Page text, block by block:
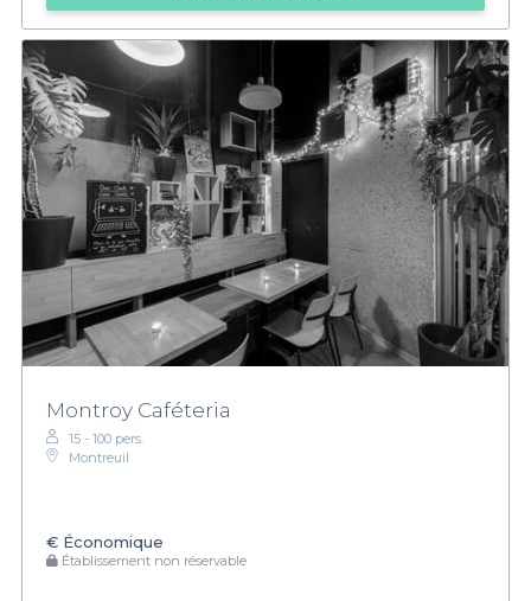
Montroy Caféteria
15 - 100 pers.
Montreuil
€ Économique
Établissement non réservable